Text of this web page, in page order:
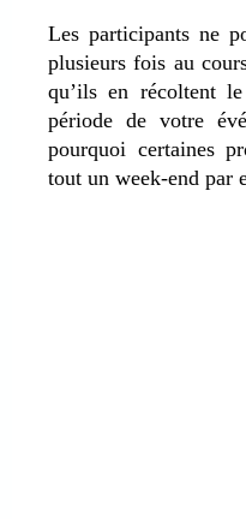
Les participants ne
plusieurs fois au
qu’ils en récoltent
période de votre
pourquoi certaines
tout un week-end par